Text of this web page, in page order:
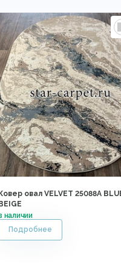
Ковер овал VELVET 25088A
BEIGE